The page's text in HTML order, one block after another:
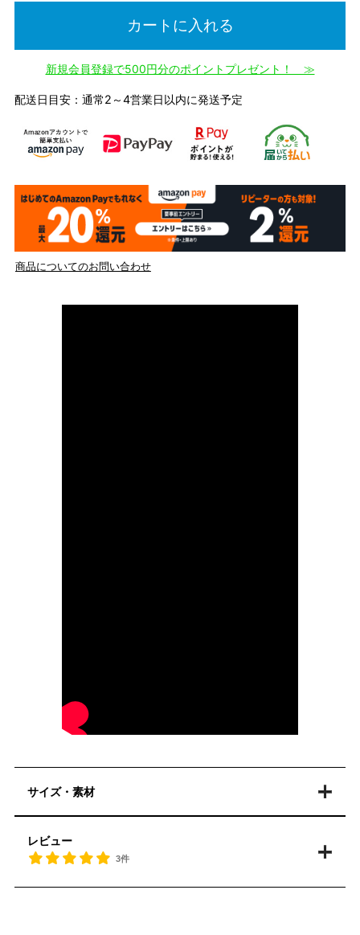
カートに入れる
新規会員登録で500円分のポイントプレゼント！ ≫
配送日目安：通常2～4営業日以内に発送予定
商品についてのお問い合わせ
サイズ・素材
レビュー
3件